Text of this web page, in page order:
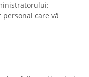
personal care vă